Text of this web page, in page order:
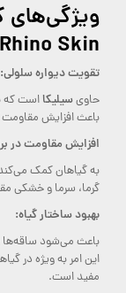
Rhino Skin:
تقویت دیواره سلولی:
حاویسیلیکااست که
باعث افزایش
افزایش مقاومت در
به گیاهان کمک می‌کند
گرما، سرما و خشکی
بهبود ساختار گیاه:
باعث می‌شود ساقه‌ها
این امر به ویژه در
مفید است.